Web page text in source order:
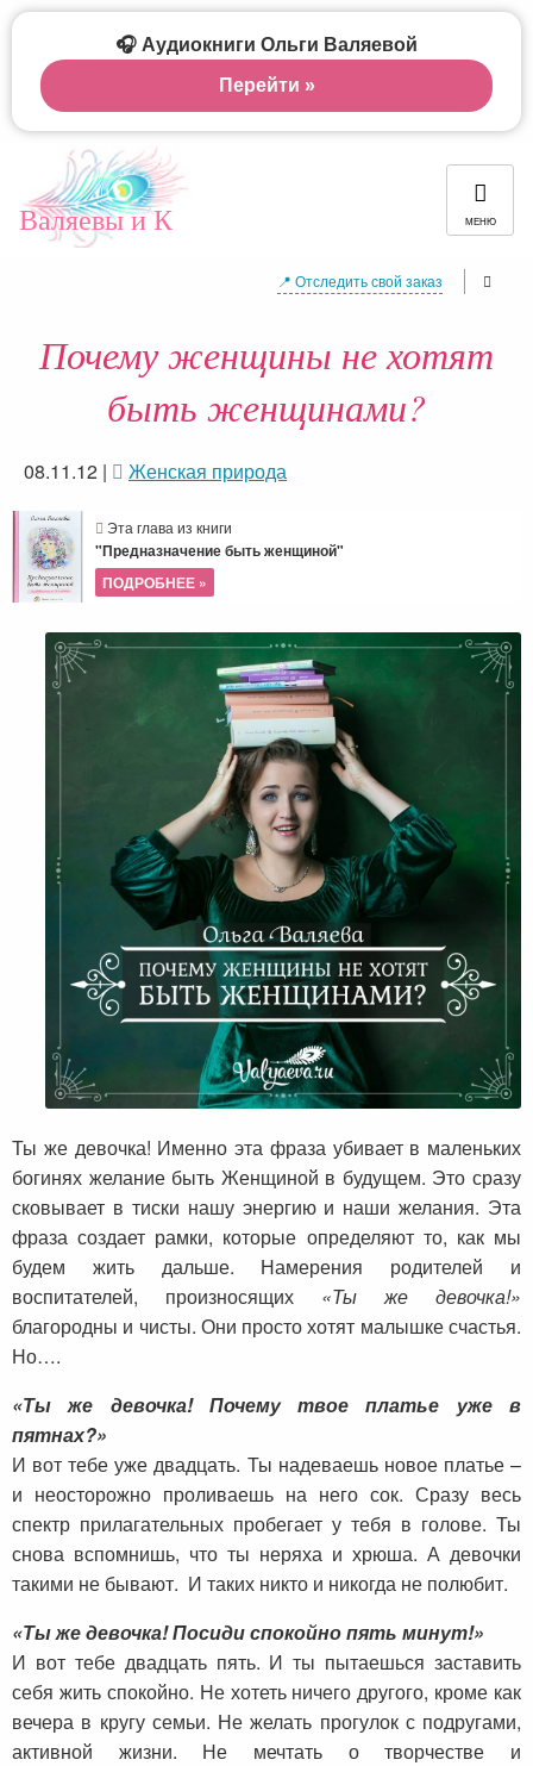
Валяевы и К МЕНЮ
📍 Отследить свой заказ
Почему женщины не хотят
быть женщинами?
08.11.12 | Женская природа
Эта глава из книги
"Предназначение быть женщиной"
ПОДРОБНЕЕ »
Ты же девочка! Именно эта фраза убивает в маленьких
богинях желание быть Женщиной в будущем. Это сразу
сковывает в тиски нашу энергию и наши желания. Эта
фраза создает рамки, которые определяют то, как мы
будем жить дальше. Намерения родителей и
воспитателей, произносящих «Ты же девочка!»
благородны и чисты. Они просто хотят малышке счастья.
Но….
«Ты же девочка! Почему твое платье уже в
пятнах?»
И вот тебе уже двадцать. Ты надеваешь новое платье –
и неосторожно проливаешь на него сок. Сразу весь
спектр прилагательных пробегает у тебя в голове. Ты
снова вспомнишь, что ты неряха и хрюша. А девочки
такими не бывают. И таких никто и никогда не полюбит.
«Ты же девочка! Посиди спокойно пять минут!»
И вот тебе двадцать пять. И ты пытаешься заставить
себя жить спокойно. Не хотеть ничего другого, кроме как
вечера в кругу семьи. Не желать прогулок с подругами,
активной жизни. Не мечтать о творчестве и
🎧 Аудиокниги Ольги Валяевой
Перейти »